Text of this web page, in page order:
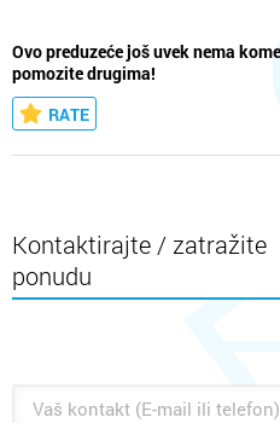
Ovo preduzeće još uvek nema
pomozite drugima!
RATE
Kontaktirajte / zatražite
ponudu